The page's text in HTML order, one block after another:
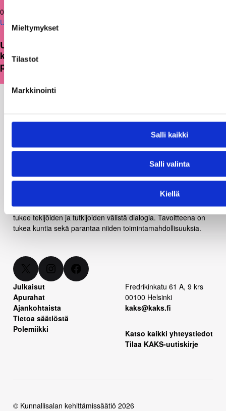
Mieltymykset
Tilastot
Markkinointi
Salli kaikki
Salli valinta
Kiellä
05.03.2026
Uutiset
Uusi julkaisu: Kuntien on tarkasteltava
kulttuuritoimintaansa strategisesti ja
pitkäjänteisesti
itsenäinen säätiö. Se rahoittaa kuntia palvelevaa tutkimus- ja
kehittämistoimintaa, viestii tutkimuksesta monikanavaisesti ja
tukee tekijöiden ja tutkijoiden välistä dialogia. Tavoitteena on
tukea kuntia sekä parantaa niiden toimintamahdollisuuksia.
X Instagram Facebook
Julkaisut
Apurahat
Ajankohtaista
Tietoa säätiöstä
Polemiikki
Fredrikinkatu 61 A, 9 krs
00100 Helsinki
kaks@kaks.fi
Katso kaikki yhteystiedot
Tilaa KAKS-uutiskirje
© Kunnallisalan kehittämissäätiö 2026